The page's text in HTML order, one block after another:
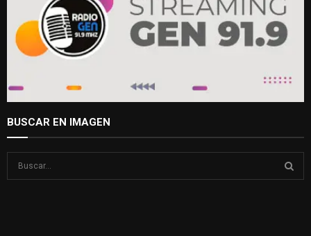
BUSCAR EN IMAGEN